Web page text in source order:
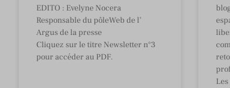
EDITO : Evelyne Nocera
Responsable du pôleWeb de l’
Argus de la presse
Cliquez sur le titre Newsletter n°3
pour accéder au PDF.